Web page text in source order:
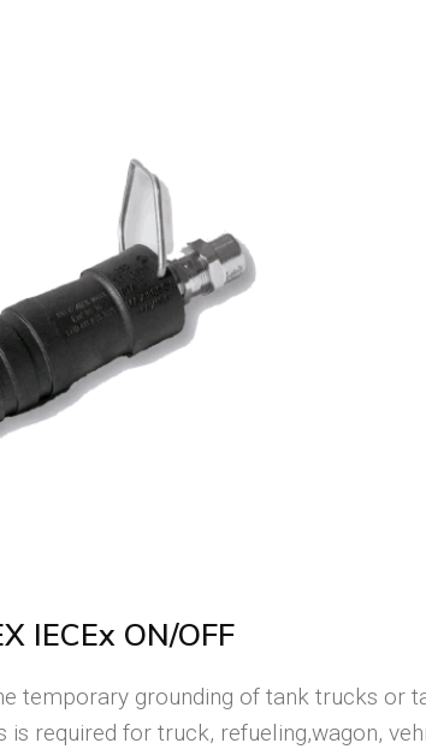
IECEx ON/OFF
temporary grounding of tank trucks or
is required for truck, refueling,wagon,